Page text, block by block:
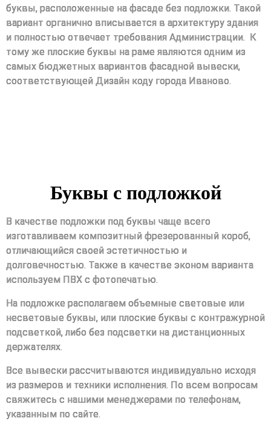
буквы, расположенные на фасаде без подложки. Такой
вариант органично вписывается в архитектуру здания
и полностью отвечает требования Администрации. К
тому же плоские буквы на раме являются одним из
самых бюджетных вариантов фасадной вывески,
соответствующей Дизайн коду города Иваново.
Буквы c подложкой
В качестве подложки под буквы чаще всего
изготавливаем композитный фрезерованный короб,
отличающийся своей эстетичностью и
долговечностью. Также в качестве эконом варианта
используем ПВХ с фотопечатью.
На подложке располагаем объемные световые или
несветовые буквы, или плоские буквы с контражурной
подсветкой, либо без подсветки на дистанционных
держателях.
Все вывески рассчитываются индивидуально исходя
из размеров и техники исполнения. По всем вопросам
свяжитесь с нашими менеджерами по телефонам,
указанным по сайте.